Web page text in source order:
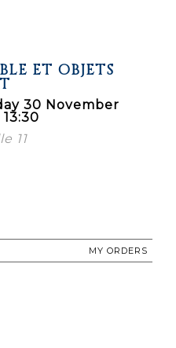
ET OBJETS
30 November
11
MY ORDERS